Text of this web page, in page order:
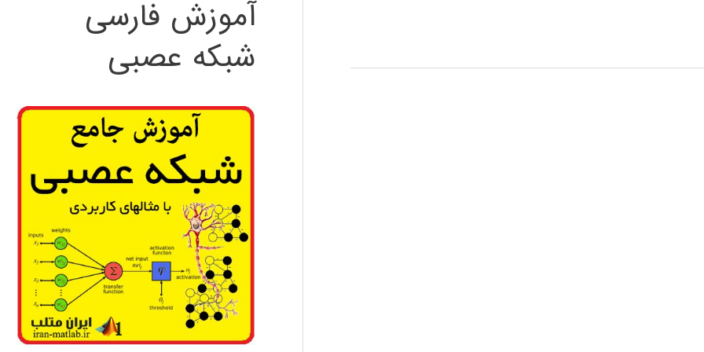
آموزش فارسی
شبکه عصبی